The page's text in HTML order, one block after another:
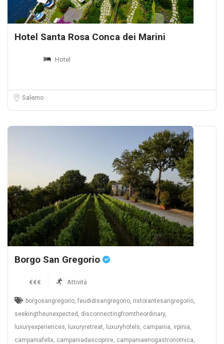
Hotel Santa Rosa Conca dei Marini
Hotel
Salerno
Borgo San Gregorio
€€€ Attività
borgosangregorio, feudidisangregorio, ristorantesangregorio,
seekingtheunexpected, disconnectingfromtheordinary,
luxuryexperiences, luxuryretreat, luxuryhotels, campania, irpinia,
campaniafelix, campaniadascoprire, campaniaenogastronomica,